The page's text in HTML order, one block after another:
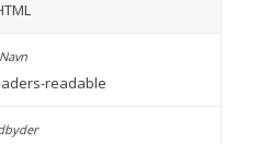
readable